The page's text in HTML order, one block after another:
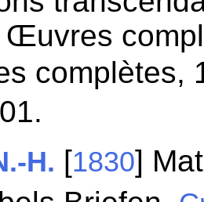
Œuvres
complètes,
H. [1830]